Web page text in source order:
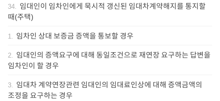
34. 임대인이 임차인에게 묵시적 갱신된 임대차계약해지를 통지할
때(주택)
1. 임차인 상대 보증금 증액을 통보할 경우
2. 임대인의 증액요구에 대해 동일조건으로 재연장 요구하는 답변을
임차인이 할 경우
3. 임대차 계약연장관련 임대인의 임대료인상에 대해 증액금액의
조정을 요구하는 경우